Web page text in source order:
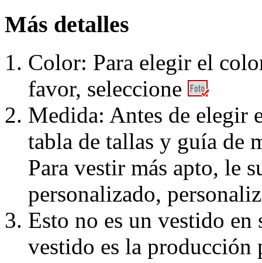
Más detalles
Color: Para elegir el
favor, seleccione
Medida: Antes de elegir
tabla de tallas y guía de
Para vestir más apto, le
personalizado,
Esto no es un vestido
vestido es la producción